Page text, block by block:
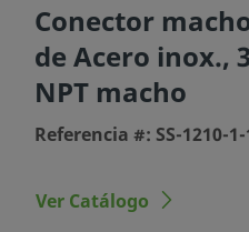
Conector
de Acero inox.,
NPT macho
Referencia #: SS-1210-
Ver Catálogo